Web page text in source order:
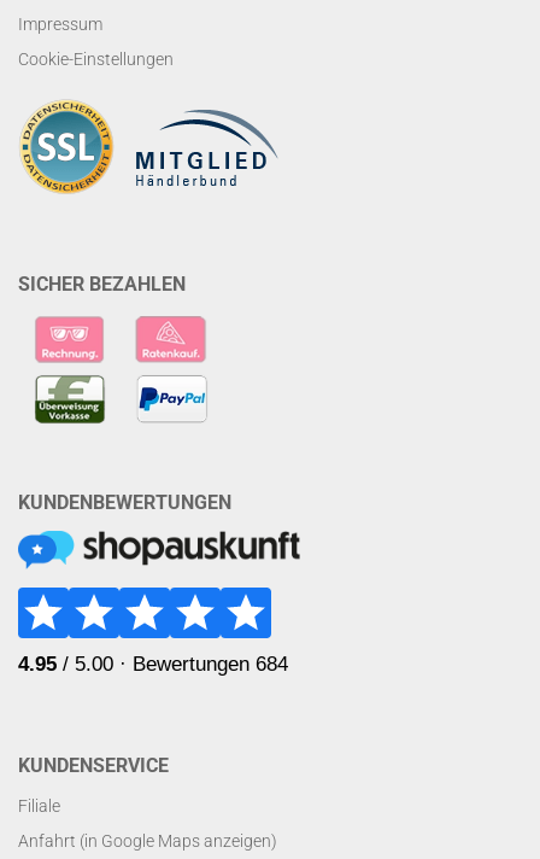
Impressum
Cookie-Einstellungen
SICHER BEZAHLEN
KUNDENBEWERTUNGEN
KUNDENSERVICE
Filiale
Anfahrt (in Google Maps anzeigen)